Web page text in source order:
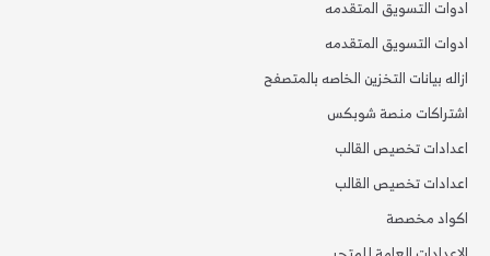
ادوات التسويق المتقدمه
ادوات التسويق المتقدمه
ازاله بيانات التخزين الخاصه بالمتصفح
اشتراكات منصة شوبكس
اعدادات تخصيص القالب
اعدادات تخصيص القالب
اكواد مخصصة